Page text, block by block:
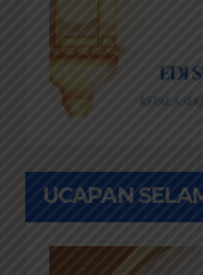
UCAPAN